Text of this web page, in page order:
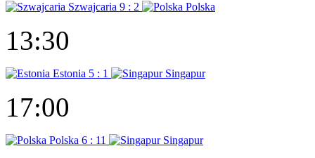
Szwajcaria 9 : 2 Polska
13:30
Estonia 5 : 1 Singapur
17:00
Polska 6 : 11 Singapur